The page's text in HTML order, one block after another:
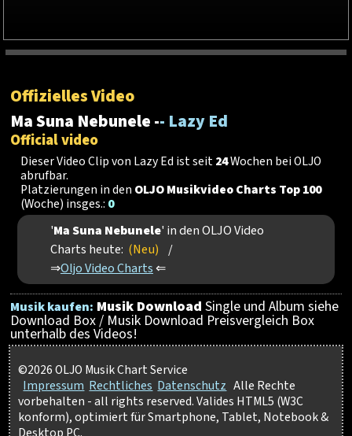
Offizielles Video
Ma Suna Nebunele -- Lazy Ed
Official video
Dieser Video Clip von Lazy Ed ist seit24Wochen bei OLJO
abrufbar.
Platzierungen in den OLJO Musikvideo Charts Top 100
(Woche) insges.: 0
'Ma Suna Nebunele' in den OLJO Video
Charts heute: (Neu)
/
⇒Oljo Video Charts ⇐
Musik kaufen: Musik Download Single und Album siehe
Download Box / Musik Download Preisvergleich Box
unterhalb des Videos!
©2026 OLJO Musik Chart Service
Impressum Rechtliches Datenschutz Alle Rechte
vorbehalten - all rights reserved. Valides HTML5 (W3C
konform), optimiert für Smartphone, Tablet, Notebook &